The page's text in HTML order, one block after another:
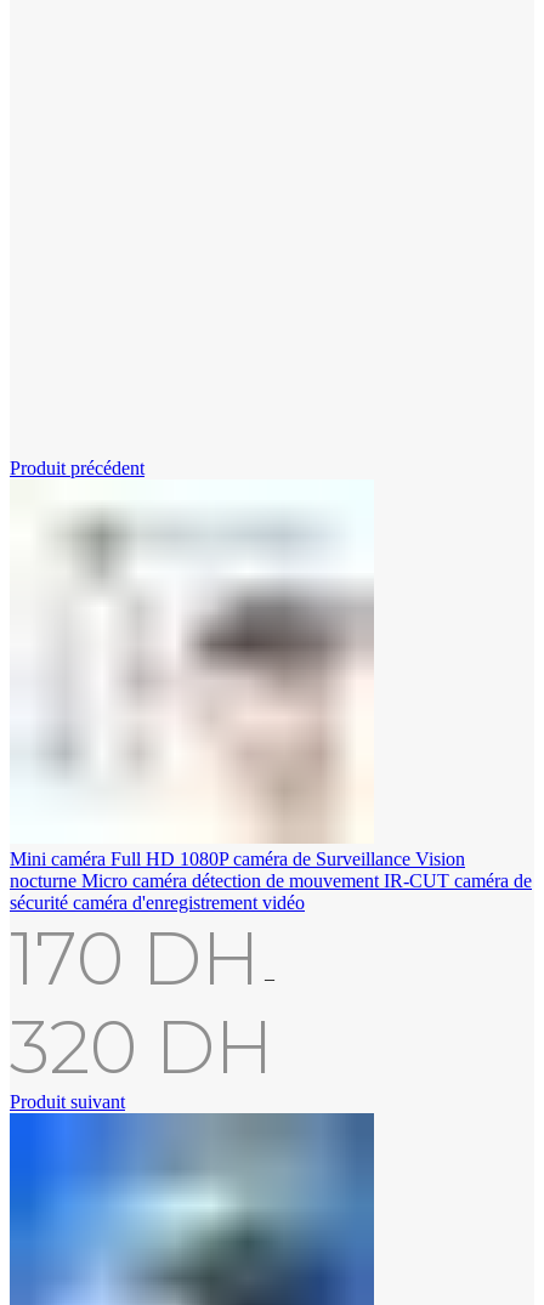
Produit précédent
Mini caméra Full HD 1080P caméra de Surveillance Vision
nocturne Micro caméra détection de mouvement IR-CUT caméra de
sécurité caméra d'enregistrement vidéo
170 DH –
320 DH
Produit suivant